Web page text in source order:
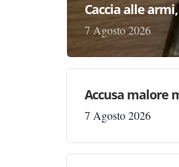
Caccia alle
7 Agosto 2026
Accusa malore
7 Agosto 2026